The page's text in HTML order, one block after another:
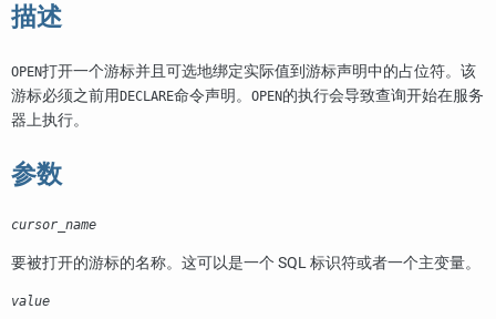
描述
OPEN打开一个游标并且可选地绑定实际值到游标声明中的占位符。该
游标必须之前用DECLARE命令声明。 OPEN的执行会导致查询开始在服务
器上执行。
参数
cursor_name
要被打开的游标的名称。这可以是一个 SQL 标识符或者一个主变量。
value